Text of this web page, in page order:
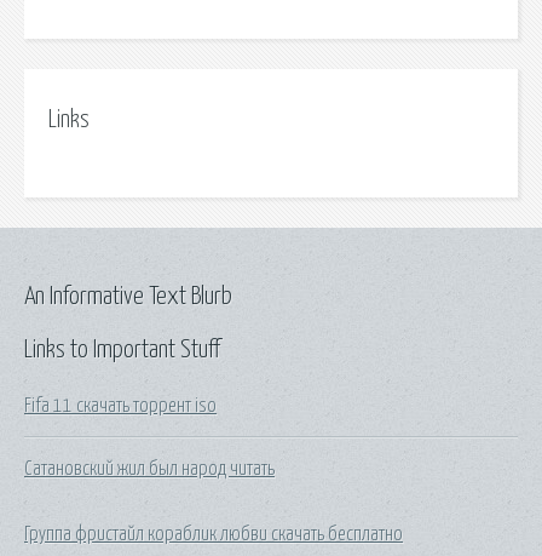
Links
Links to Important Stuff
Fifa 11 скачать торрент iso
Сатановский жил был народ читать
Группа фристайл кораблик любви скачать бесплатно
An Informative Text Blurb